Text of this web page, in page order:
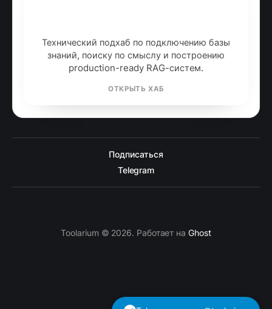
Технический подхаб по подключению базы
знаний, поиску по смыслу и построению
production-ready RAG-систем.
ОТКРЫТЬ ХАБ
Подписаться
Telegram
Toolarium © 2026. Работает на Ghost